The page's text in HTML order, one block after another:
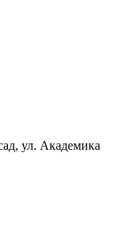
ул. Академика